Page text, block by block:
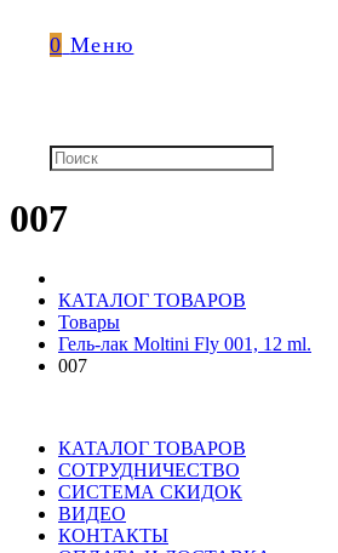
0 Меню
007
КАТАЛОГ ТОВАРОВ
Товары
Гель-лак Moltini Fly 001, 12 ml.
007
КАТАЛОГ ТОВАРОВ
СОТРУДНИЧЕСТВО
СИСТЕМА СКИДОК
ВИДЕО
КОНТАКТЫ